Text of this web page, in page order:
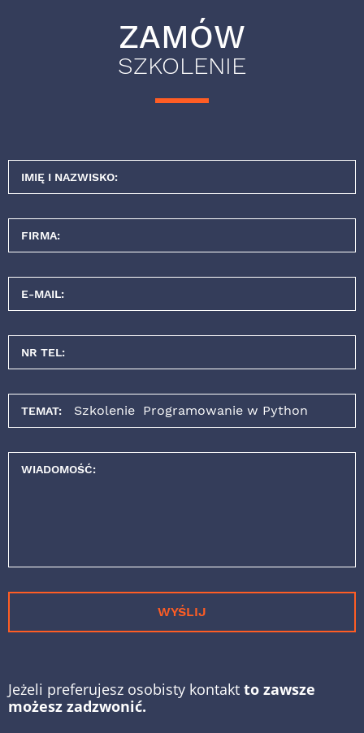
ZAMÓW
SZKOLENIE
IMIĘ I NAZWISKO:
FIRMA:
E-MAIL:
NR TEL:
TEMAT:
WIADOMOŚĆ:
WYŚLIJ
Jeżeli preferujesz osobisty kontakt to zawsze
możesz zadzwonić.